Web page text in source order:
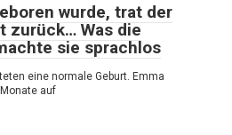
wurde, trat der
zurück… Was die
sie sprachlos
eine normale Geburt. Emma
auf